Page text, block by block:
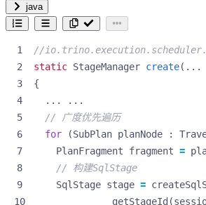
java
//
static StageManager create(...
{
...
...
// 广度优先遍历
for
(SubPlan planNode :
PlanFragment
fragment =
// 构建SqlStage
SqlStage stage =
getStageId (